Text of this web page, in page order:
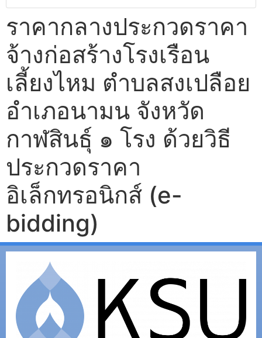
ราคากลางประกวดราคา
จ้างก่อสร้างโรงเรือน
เลี้ยงไหม ตำบลสงเปลือย
อำเภอนามน จังหวัด
กาฬสินธุ์ ๑ โรง ด้วยวิธี
ประกวดราคา
อิเล็กทรอนิกส์ (e-
bidding)